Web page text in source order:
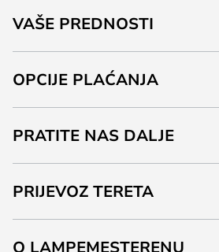
VAŠE PREDNOSTI
OPCIJE PLAĆANJA
PRATITE NAS DALJE
PRIJEVOZ TERETA
O LAMPEMESTERENU